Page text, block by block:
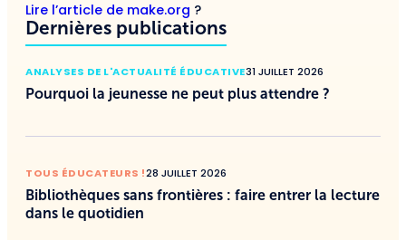
Lire l’article de make.org ?
Dernières publications
ANALYSES DE L'ACTUALITÉ ÉDUCATIVE31 JUILLET 2026
Pourquoi la jeunesse ne peut plus attendre ?
TOUS ÉDUCATEURS !28 JUILLET 2026
Bibliothèques sans frontières : faire entrer la lecture
dans le quotidien